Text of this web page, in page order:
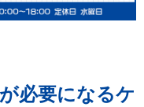
必要になるケ